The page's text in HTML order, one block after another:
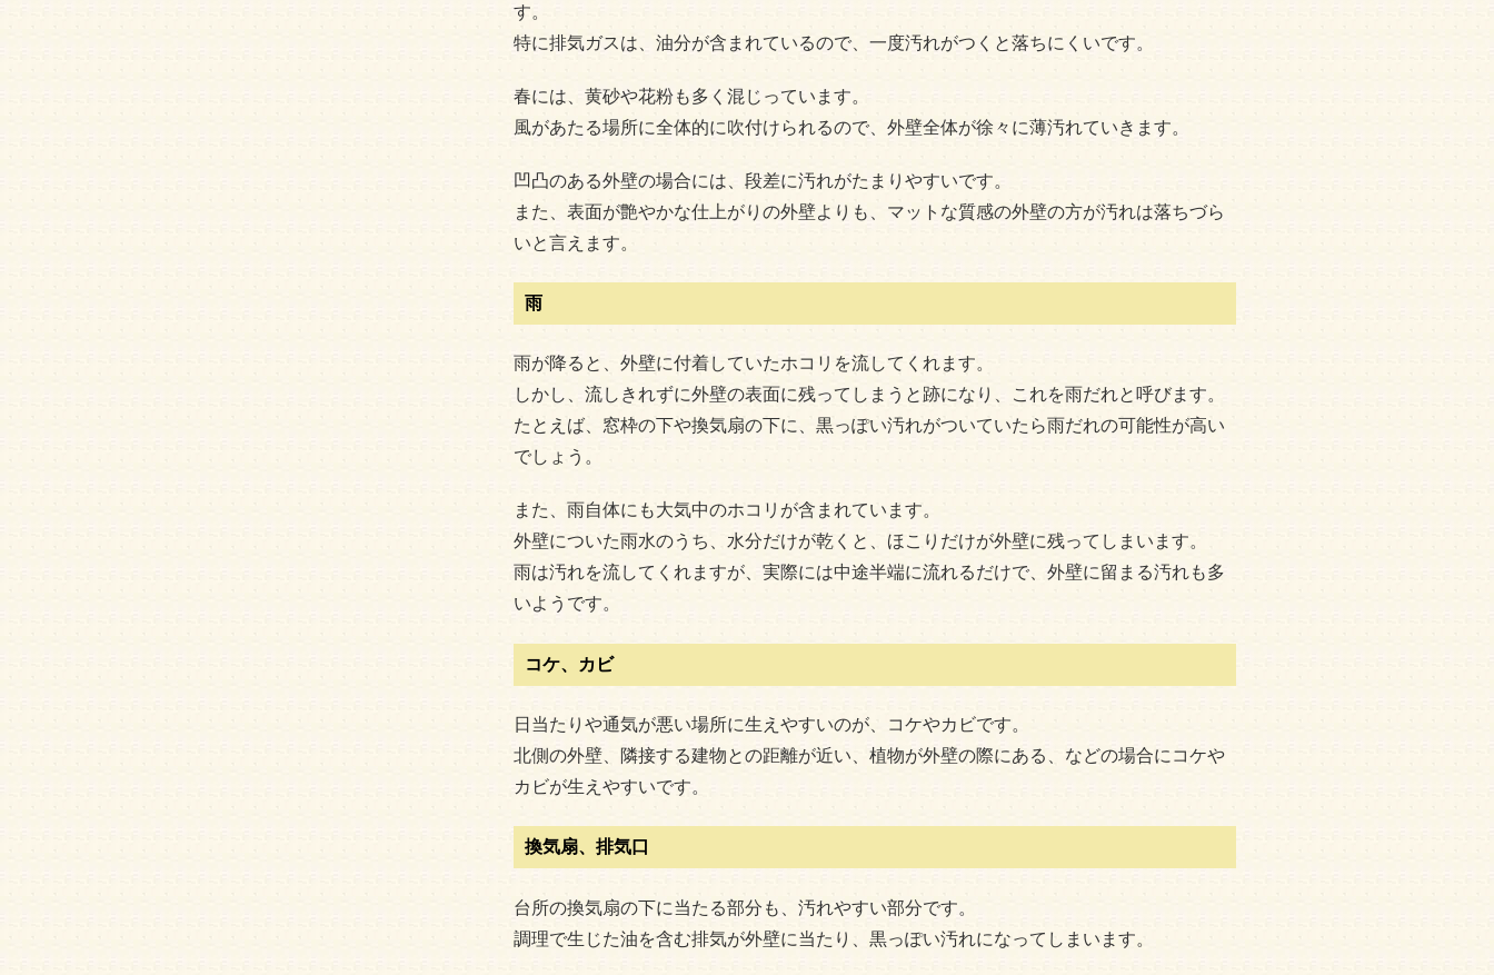
す。
特に排気ガスは、油分が含まれているので、一度汚れがつくと落ちにくいです。
春には、黄砂や花粉も多く混じっています。
風があたる場所に全体的に吹付けられるので、外壁全体が徐々に薄汚れていきます。
凹凸のある外壁の場合には、段差に汚れがたまりやすいです。
また、表面が艶やかな仕上がりの外壁よりも、マットな質感の外壁の方が汚れは落ちづら
いと言えます。
雨
雨が降ると、外壁に付着していたホコリを流してくれます。
しかし、流しきれずに外壁の表面に残ってしまうと跡になり、これを雨だれと呼びます。
たとえば、窓枠の下や換気扇の下に、黒っぽい汚れがついていたら雨だれの可能性が高い
でしょう。
また、雨自体にも大気中のホコリが含まれています。
外壁についた雨水のうち、水分だけが乾くと、ほこりだけが外壁に残ってしまいます。
雨は汚れを流してくれますが、実際には中途半端に流れるだけで、外壁に留まる汚れも多
いようです。
コケ、カビ
日当たりや通気が悪い場所に生えやすいのが、コケやカビです。
北側の外壁、隣接する建物との距離が近い、植物が外壁の際にある、などの場合にコケや
カビが生えやすいです。
換気扇、排気口
台所の換気扇の下に当たる部分も、汚れやすい部分です。
調理で生じた油を含む排気が外壁に当たり、黒っぽい汚れになってしまいます。